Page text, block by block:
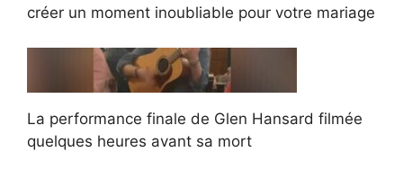
créer un moment inoubliable pour votre mariage
La performance finale de Glen Hansard filmée
quelques heures avant sa mort